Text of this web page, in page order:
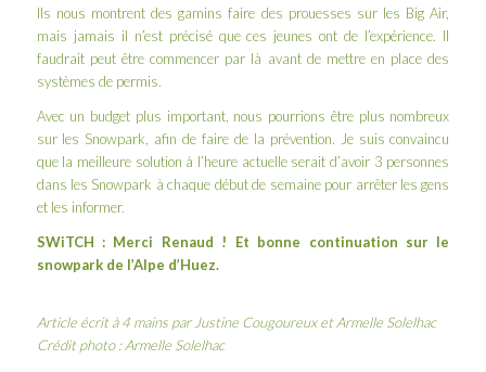
Ils nous montrent des gamins faire des prouesses sur les Big Air,
mais jamais il n’est précisé que ces jeunes ont de l’expérience. Il
faudrait peut être commencer par là avant de mettre en place des
systèmes de permis.
Avec un budget plus important, nous pourrions être plus nombreux
sur les Snowpark, afin de faire de la prévention. Je suis convaincu
que la meilleure solution à l’heure actuelle serait d’avoir 3 personnes
dans les Snowpark à chaque début de semaine pour arrêter les gens
et les informer.
SWiTCH : Merci Renaud ! Et bonne continuation sur le
snowpark de l’Alpe d’Huez.
Article écrit à 4 mains par Justine Cougoureux et Armelle Solelhac
Crédit photo : Armelle Solelhac